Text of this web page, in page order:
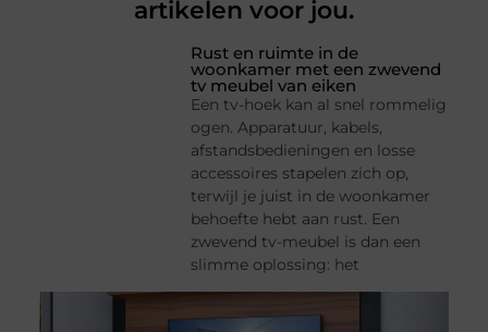
artikelen voor jou.
Rust en ruimte in de
woonkamer met een zwevend
tv meubel van eiken
Een tv-hoek kan al snel rommelig
ogen. Apparatuur, kabels,
afstandsbedieningen en losse
accessoires stapelen zich op,
terwijl je juist in de woonkamer
behoefte hebt aan rust. Een
zwevend tv-meubel is dan een
slimme oplossing: het